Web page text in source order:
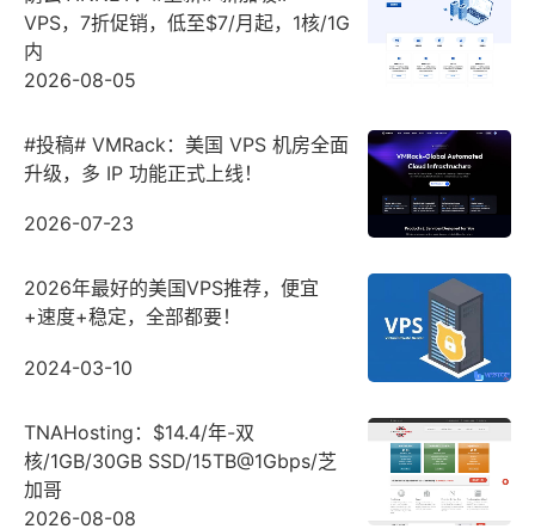
VPS，7折促销，低至$7/月起，1核/1G
内
2026-08-05
#投稿# VMRack：美国 VPS 机房全面
升级，多 IP 功能正式上线！
2026-07-23
2026年最好的美国VPS推荐，便宜
+速度+稳定，全部都要！
2024-03-10
TNAHosting：$14.4/年-双
核/1GB/30GB SSD/15TB@1Gbps/芝
加哥
2026-08-08